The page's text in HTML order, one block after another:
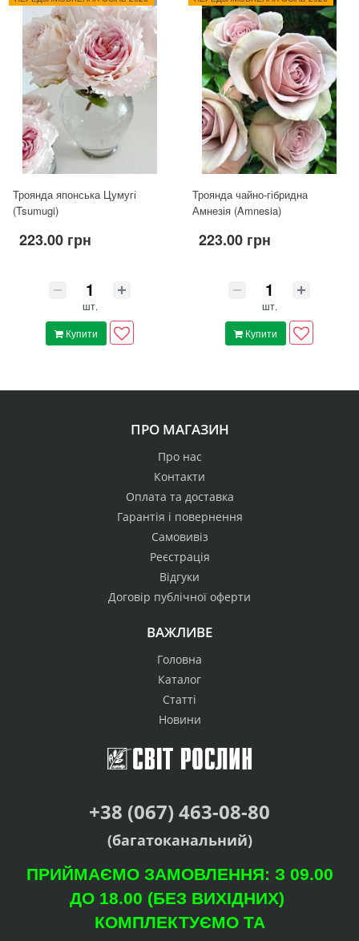
Троянда японська Цумугі
(Tsumugi)
223.00 грн
шт.
Купити
Троянда чайно-гібридна
Амнезія (Amnesia)
223.00 грн
шт.
Купити
ПРО МАГАЗИН
Про нас
Контакти
Оплата та доставка
Гарантія і повернення
Самовивіз
Реєстрація
Відгуки
Договір публічної оферти
ВАЖЛИВЕ
Головна
Каталог
Статті
Новини
+38 (067) 463-08-80
(багатоканальний)
ПРИЙМАЄМО ЗАМОВЛЕННЯ: З 09.00
ДО 18.00 (БЕЗ ВИХІДНИХ)
КОМПЛЕКТУЄМО ТА